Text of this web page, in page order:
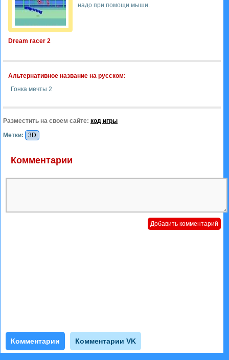
Dream racer 2
надо при помощи мыши.
Альтернативное название на русском:
Гонка мечты 2
Разместить на своем сайте: код игры
Метки:
3D
Комментарии
Комментарии Комментарии VK